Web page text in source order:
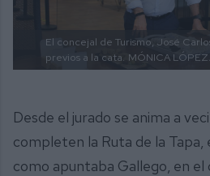
El concejal de Turismo, José
previos a la cata. MÓNICA LÓPEZ.
Desde el jurado se anima a
completen la Ruta de la Tapa,
como apuntaba Gallego, en